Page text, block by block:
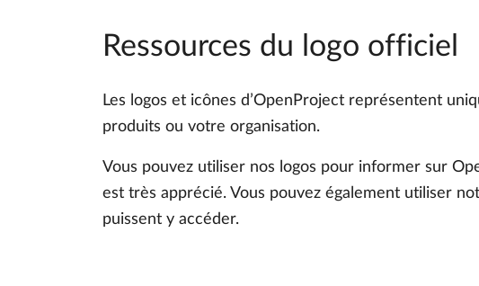
Ressources du logo officiel
Les logos et icônes d’OpenProject représentent
produits ou votre organisation.
Vous pouvez utiliser nos logos pour informer sur
est très apprécié. Vous pouvez également utiliser
puissent y accéder.